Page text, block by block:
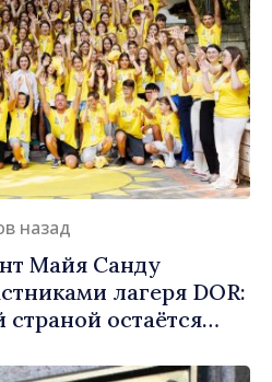
назад
Майя Санду
лагеря DOR:
остаётся